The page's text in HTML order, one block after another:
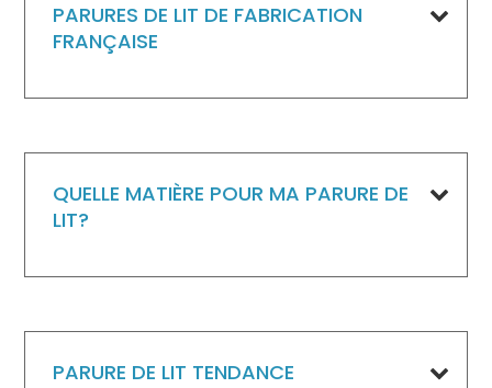
PARURES DE LIT DE FABRICATION
FRANÇAISE
QUELLE MATIÈRE POUR MA PARURE DE
LIT?
PARURE DE LIT TENDANCE